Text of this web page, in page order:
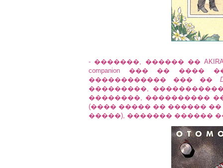
- �������, ������ ��
companion ��� �� ����
������������ ��� ��
���������, �����������,
��������, ����������
(���� ����� �� ������ ��
�����), ������� ������